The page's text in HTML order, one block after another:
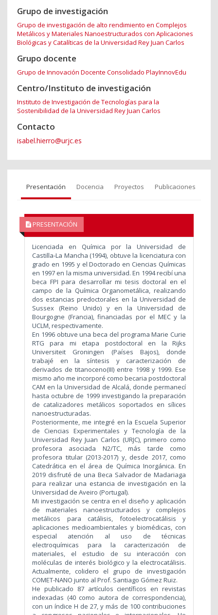
Grupo de investigación
Grupo de investigación de alto rendimiento en Complejos
Metálicos y Materiales Nanoestructurados con Aplicaciones
Biológicas y Catalíticas de la Universidad Rey Juan Carlos
Grupo docente
Grupo de Innovación Docente Consolidado PlayInnovEdu
Centro/Instituto de investigación
Instituto de Investigación de Tecnologías para la
Sostenibilidad de la Universidad Rey Juan Carlos
Contacto
isabel.hierro@urjc.es
Presentación Docencia Proyectos Publicaciones
PRESENTACIÓN
Licenciada en Química por la Universidad de
Castilla-La Mancha (1994), obtuve la licenciatura con
grado en 1995 y el Doctorado en Ciencias Químicas
en 1997 en la misma universidad. En 1994 recibí una
beca FPI para desarrollar mi tesis doctoral en el
campo de la Química Organometálica, realizando
dos estancias predoctorales en la Universidad de
Sussex (Reino Unido) y en la Universidad de
Bourgogne (Francia), financiadas por el MEC y la
UCLM, respectivamente.
En 1996 obtuve una beca del programa Marie Curie
RTG para mi etapa postdoctoral en la Rijks
Universiteit Groningen (Países Bajos), donde
trabajé en la síntesis y caracterización de
derivados de titanoceno(III) entre 1998 y 1999. Ese
mismo año me incorporé como becaria postdoctoral
CAM en la Universidad de Alcalá, donde permanecí
hasta octubre de 1999 investigando la preparación
de catalizadores metálicos soportados en sílices
nanoestructuradas.
Posteriormente, me integré en la Escuela Superior
de Ciencias Experimentales y Tecnología de la
Universidad Rey Juan Carlos (URJC), primero como
profesora asociada N2/TC, más tarde como
profesora titular (2013-2017) y, desde 2017, como
Catedrática en el área de Química Inorgánica. En
2019 disfruté de una Beca Salvador de Madariaga
para realizar una estancia de investigación en la
Universidad de Aveiro (Portugal).
Mi investigación se centra en el diseño y aplicación
de materiales nanoestructurados y complejos
metálicos para catálisis, fotoelectrocatálisis y
aplicaciones medioambientales y biomédicas, con
especial atención al uso de técnicas
electroquímicas para la caracterización de
materiales, el estudio de su interacción con
moléculas de interés biológico y la electrocatálisis.
Actualmente, colidero el grupo de investigación
COMET-NANO junto al Prof. Santiago Gómez Ruiz.
He publicado 87 artículos científicos en revistas
indexadas (40 como autora de correspondencia),
con un índice H de 27, y más de 100 contribuciones